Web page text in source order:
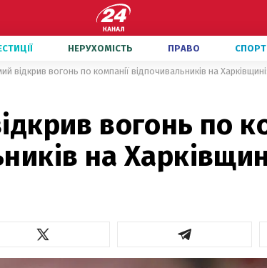
НЕРУХОМІСТЬ ПРАВО СПОРТ
відкрив вогонь по компанії відпочивальників на
вогонь по
на